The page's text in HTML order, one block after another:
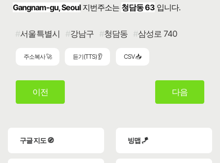
Gangnam-gu, Seoul지번주소는 청담동 63 입니다.
서울특별시 강남구 청담동 삼성로 740
주소복사 🚀 듣기(TTS) 👂 CSV 📥
이전 다음
구글 지도 🧭 빙맵 🪁